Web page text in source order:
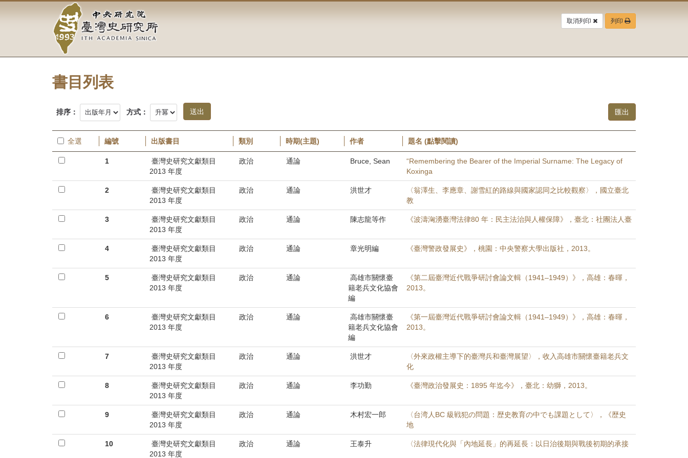
容
中
央
研
究
院-
臺
灣
史
研
究
所-
頁
取消列印 列印
書目列表
排序： 方式：
全選 編號 出版書目 類別 時期(主題) 作者 題名 (點擊閱讀)
1
臺灣史研究文獻類目
2013 年度
政治 通論 Bruce, Sean
“Remembering the Bearer of the Imperial Surname: The Legacy of
Koxinga
2
臺灣史研究文獻類目
2013 年度
政治 通論 洪世才
〈翁澤生、李應章、謝雪紅的路線與國家認同之比較觀察〉，國立臺北
教
3
臺灣史研究文獻類目
2013 年度
政治 通論 陳志龍等作 《波濤洶湧臺灣法律80 年：民主法治與人權保障》，臺北：社團法人臺
4
臺灣史研究文獻類目
2013 年度
政治 通論 章光明編 《臺灣警政發展史》，桃園：中央警察大學出版社，2013。
5
臺灣史研究文獻類目
2013 年度
政治 通論
高雄市關懷臺
籍老兵文化協會
編
《第二屆臺灣近代戰爭研討會論文輯（1941–1949）》，高雄：春暉，
2013。
6
臺灣史研究文獻類目
2013 年度
政治 通論
高雄市關懷臺
籍老兵文化協會
編
《第一屆臺灣近代戰爭研討會論文輯（1941–1949）》，高雄：春暉，
2013。
7
臺灣史研究文獻類目
2013 年度
政治 通論 洪世才
〈外來政權主導下的臺灣兵和臺灣展望〉，收入高雄市關懷臺籍老兵文
化
8
臺灣史研究文獻類目
2013 年度
政治 通論 李功勤 《臺灣政治發展史：1895 年迄今》，臺北：幼獅，2013。
9
臺灣史研究文獻類目
2013 年度
政治 通論 木村宏一郎
〈台湾人BC 級戦犯の問題：歴史教育の中でも課題として〉，《歴史
地
10
臺灣史研究文獻類目
2013 年度
政治 通論 王泰升 〈法律現代化與「內地延長」的再延長：以日治後期與戰後初期的承接